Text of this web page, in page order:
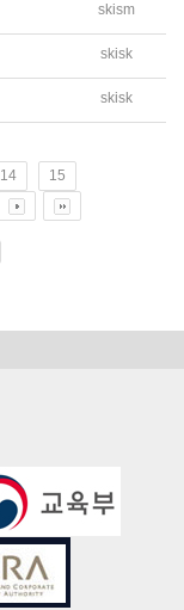
skism
skisk
skisk
14
15